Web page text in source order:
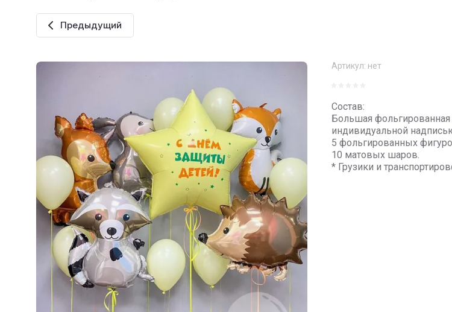
Предыдущий
Артикул: нет
Состав:
Большая фольгированная
индивидуальной
5 фольгированных
10 матовых шаров.
* Грузики и